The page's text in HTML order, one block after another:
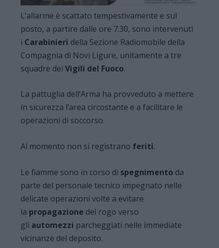
L’allarme è scattato tempestivamente e sul
posto, a partire dalle ore 7.30, sono intervenuti
i Carabinieri della Sezione Radiomobile della
Compagnia di Novi Ligure, unitamente a tre
squadre deiVigili del Fuoco.
La pattuglia dell’Arma ha provveduto a mettere
in sicurezza l’area circostante e a facilitare le
operazioni di soccorso.
Al momento non si registrano feriti.
Le fiamme sono in corso di spegnimento da
parte del personale tecnico impegnato nelle
delicate operazioni volte a evitare
la propagazione del rogo verso
gli automezzi parcheggiati nelle immediate
vicinanze del deposito.